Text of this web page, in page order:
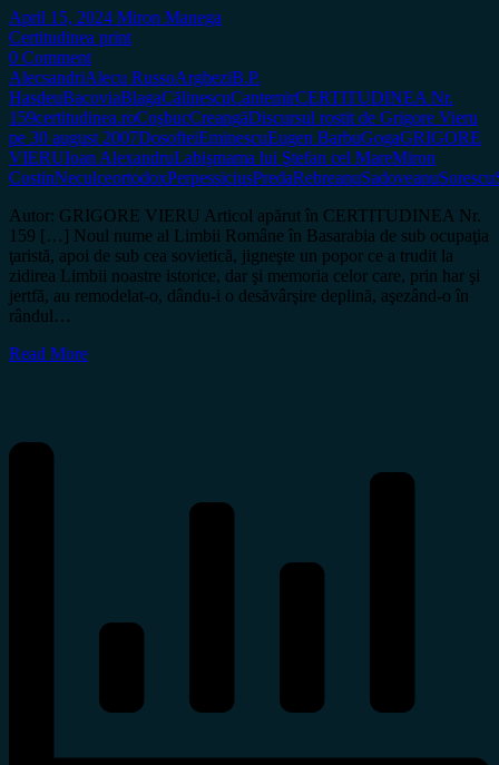
April 15, 2024 Miron Manega
Certitudinea print
0 Comment
AlecsandriAlecu RussoArgheziB.P.
HasdeuBacoviaBlagaCălinescuCantemirCERTITUDINEA Nr.
159certitudinea.roCoşbucCreangăDiscursul rostit de Grigore Vieru
pe 30 august 2007DosofteiEminescuEugen BarbuGogaGRIGORE
VIERUIoan AlexandruLabişmama lui Ştefan cel MareMiron
CostinNeculceortodoxPerpessiciusPredaRebreanuSadoveanuSorescu
Autor: GRIGORE VIERU Articol apărut în CERTITUDINEA Nr.
159 […] Noul nume al Limbii Române în Basarabia de sub ocupaţia
ţaristă, apoi de sub cea sovietică, jigneşte un popor ce a trudit la
zidirea Limbii noastre istorice, dar şi memoria celor care, prin har şi
jertfă, au remodelat-o, dându-i o desăvârşire deplină, aşezând-o în
rândul…
Read More